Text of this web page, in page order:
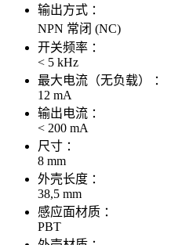
输出方式 ：
NPN 常闭 (NC)
开关频率 ：
< 5 kHz
最大电流（无负载） ：
12 mA
输出电流 ：
< 200 mA
尺寸 ：
8 mm
外壳长度 ：
38,5 mm
感应面材质 ：
PBT